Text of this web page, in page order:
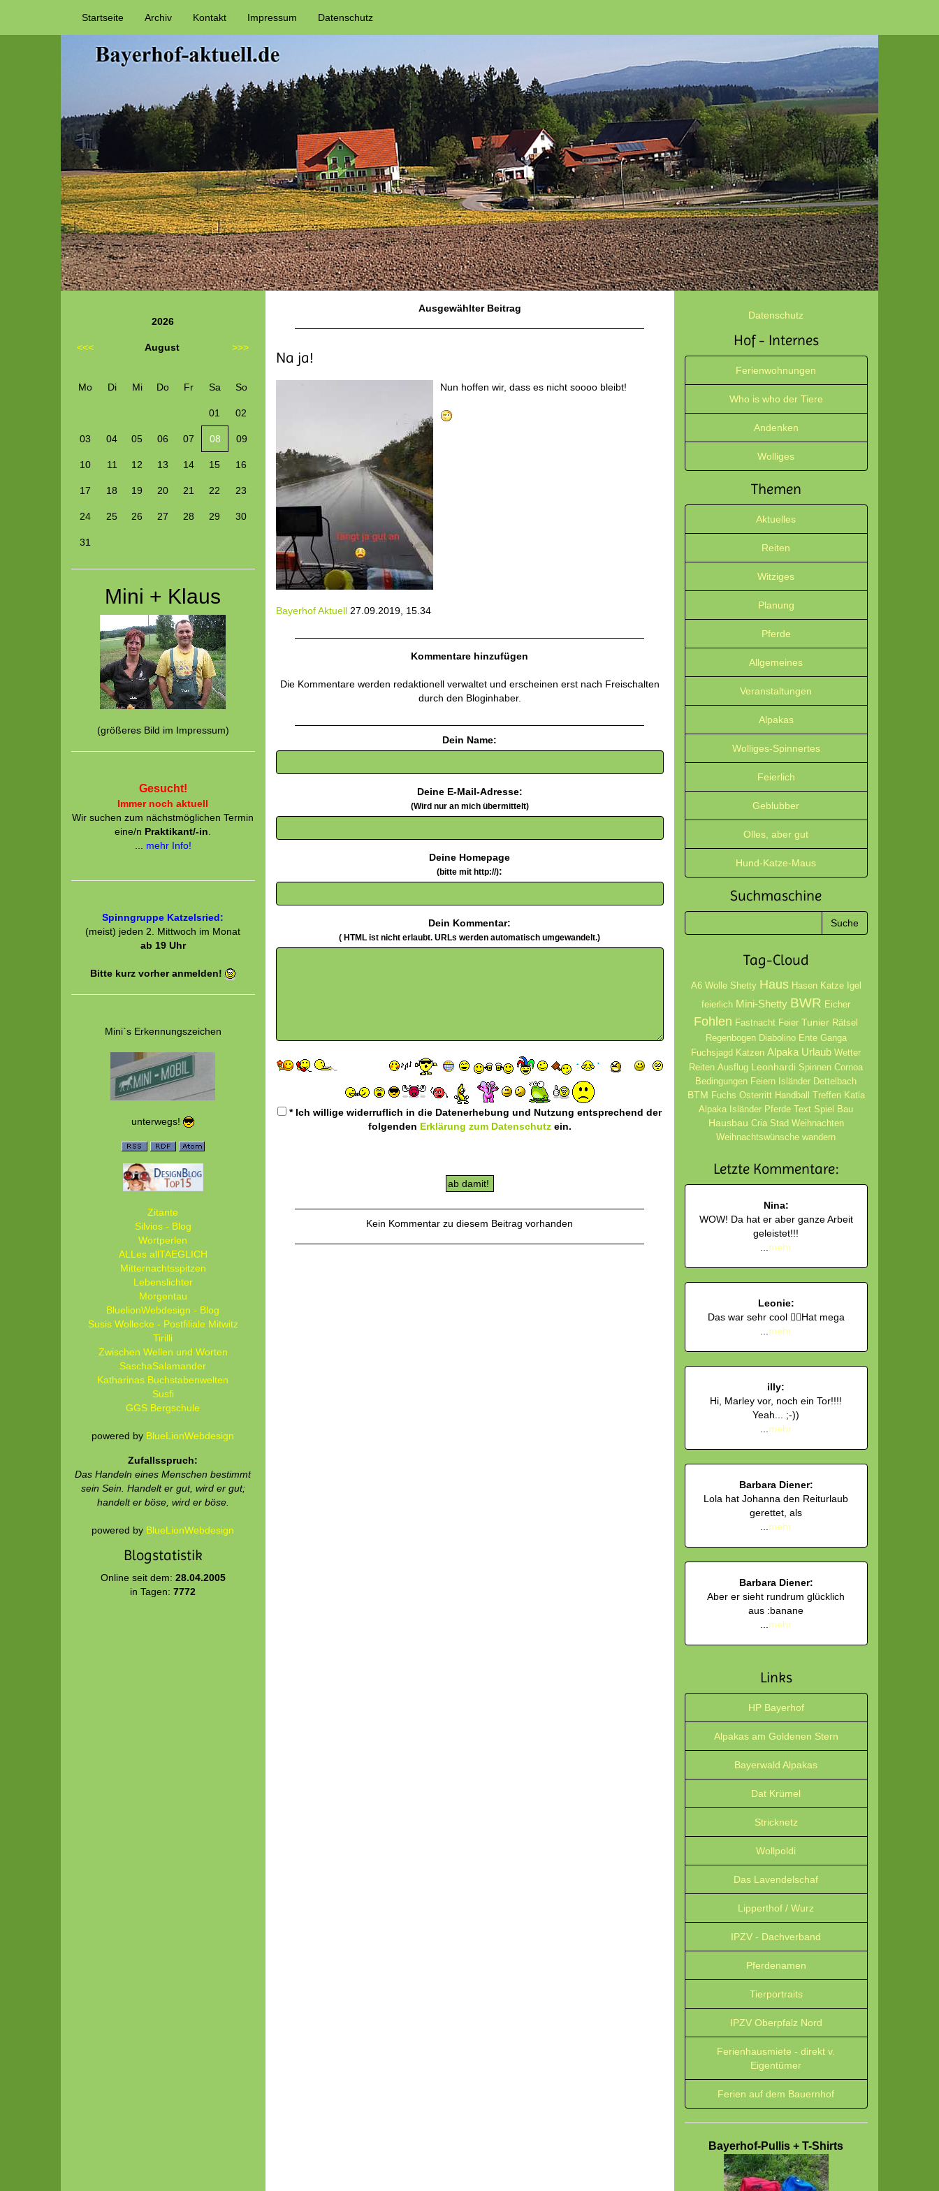
Startseite Archiv Kontakt Impressum Datenschutz
Ausgewählter Beitrag
Na ja!
Nun hoffen wir, dass es nicht soooo bleibt!
Bayerhof Aktuell27.09.2019, 15.34
Kommentare hinzufügen
Die Kommentare werden redaktionell verwaltet und erscheinen erst nach Freischalten
durch den Bloginhaber.
Dein Name:
Deine E-Mail-Adresse:
(Wird nur an mich übermittelt)
Deine Homepage
(bitte mit http://):
Dein Kommentar:
( HTML ist nicht erlaubt. URLs werden automatisch umgewandelt.)
* Ich willige widerruflich in die Datenerhebung und Nutzung entsprechend der
folgenden Erklärung zum Datenschutzein.
Kein Kommentar zu diesem Beitrag vorhanden
2026
<<< August >>>
Mo Di Mi Do Fr Sa So
01 02
03 04 05 06 07 08 09
10 11 12 13 14 15 16
17 18 19 20 21 22 23
24 25 26 27 28 29 30
31
Mini + Klaus
(größeres Bild im Impressum)
Gesucht!
Immer noch aktuell
Wir suchen zum nächstmöglichen Termin
eine/n Praktikant/-in
mehr Info!
Spinngruppe Katzelsried:
(meist) jeden 2. Mittwoch im Monat
ab 19 Uhr
Bitte kurz vorher anmelden!
Mini`s Erkennungszeichen
unterwegs!
Zitante
Silvios - Blog
Wortperlen
ALLes allTAEGLICH
Mitternachtsspitzen
Lebenslichter
Morgentau
BluelionWebdesign - Blog
Susis Wollecke - Postfiliale Mitwitz
Tirilli
Zwischen Wellen und Worten
SaschaSalamander
Katharinas Buchstabenwelten
Susfi
GGS Bergschule
powered by BlueLionWebdesign
Zufallsspruch:
Das Handeln eines Menschen bestimmt
sein Sein. Handelt er gut, wird er gut;
handelt er böse, wird er böse.
powered by BlueLionWebdesign
Blogstatistik
Online seit dem: 28.04.2005
in Tagen:7772
Datenschutz
Hof - Internes
Ferienwohnungen
Who is who der Tiere
Andenken
Wolliges
Themen
Aktuelles
Reiten
Witziges
Planung
Pferde
Allgemeines
Veranstaltungen
Alpakas
Wolliges-Spinnertes
Feierlich
Geblubber
Olles, aber gut
Hund-Katze-Maus
Suchmaschine
Tag-Cloud
A6 Wolle Shetty Haus Hasen Katze Igel
feierlich Mini-Shetty BWR Eicher
Fohlen Fastnacht Feier Tunier Rätsel
Regenbogen Diabolino Ente Ganga
Fuchsjagd Katzen Alpaka Urlaub Wetter
Reiten Ausflug Leonhardi Spinnen Cornoa
Bedingungen Feiern Isländer Dettelbach
BTM Fuchs Osterritt Handball Treffen Katla
Alpaka Isländer Pferde Text Spiel Bau
Hausbau Cria Stad Weihnachten
Weihnachtswünsche wandern
Letzte Kommentare:
Nina:
WOW! Da hat er aber ganze Arbeit
geleistet!!!
mehr
Leonie:
Das war sehr cool 👍🏻Hat mega
mehr
illy:
Hi, Marley vor, noch ein Tor!!!!
Yeah... ;-))
mehr
Barbara Diener:
Lola hat Johanna den Reiturlaub
gerettet, als
mehr
Barbara Diener:
Aber er sieht rundrum glücklich
aus :banane
mehr
Links
HP Bayerhof
Alpakas am Goldenen Stern
Bayerwald Alpakas
Dat Krümel
Stricknetz
Wollpoldi
Das Lavendelschaf
Lipperthof / Wurz
IPZV - Dachverband
Pferdenamen
Tierportraits
IPZV Oberpfalz Nord
Ferienhausmiete - direkt v.
Eigentümer
Ferien auf dem Bauernhof
Bayerhof-Pullis + T-Shirts